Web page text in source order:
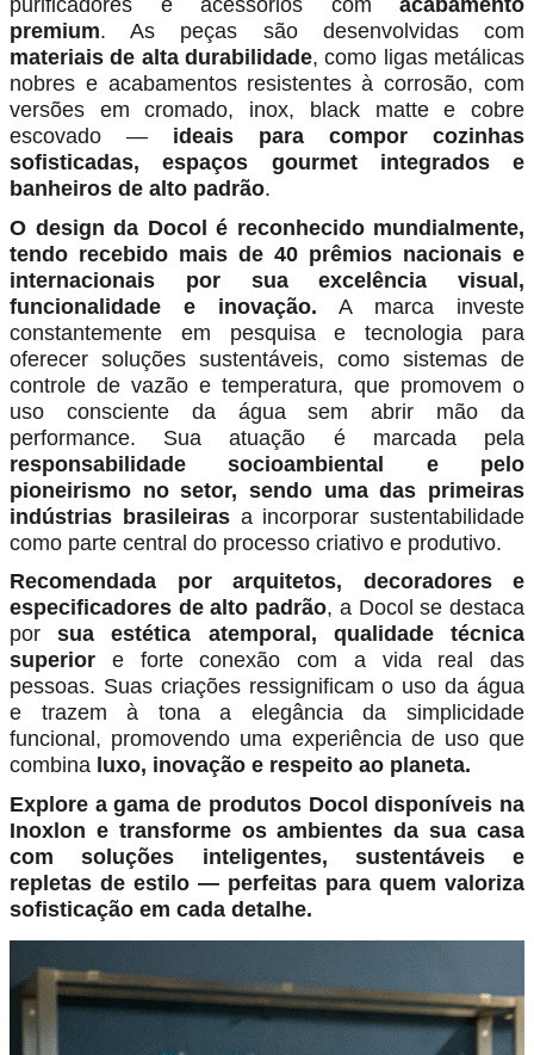
premium. As peças são desenvolvidas com
materiais de alta durabilidade, como ligas metálicas
nobres e acabamentos resistentes à corrosão, com
versões em cromado, inox, black matte e cobre
escovado — ideais para compor cozinhas
sofisticadas, espaços gourmet integrados e
banheiros de alto padrão.
O design da Docol é reconhecido mundialmente,
tendo recebido mais de 40 prêmios nacionais e
internacionais por sua excelência visual,
funcionalidade e inovação. A marca investe
constantemente em pesquisa e tecnologia para
oferecer soluções sustentáveis, como sistemas de
controle de vazão e temperatura, que promovem o
uso consciente da água sem abrir mão da
performance. Sua atuação é marcada pela
responsabilidade socioambiental e pelo
pioneirismo no setor, sendo uma das primeiras
indústrias brasileirasa incorporar sustentabilidade
como parte central do processo criativo e produtivo.
Recomendada por arquitetos, decoradores e
especificadores de alto padrão, a Docol se destaca
porsua estética atemporal, qualidade técnica
superior e forte conexão com a vida real das
pessoas. Suas criações ressignificam o uso da água
e trazem à tona a elegância da simplicidade
funcional, promovendo uma experiência de uso que
combina luxo, inovação e respeito ao planeta.
Explore a gama de produtos Docol disponíveis na
Inoxlon e transforme os ambientes da sua casa
com soluções inteligentes, sustentáveis e
repletas de estilo — perfeitas para quem valoriza
sofisticação em cada detalhe.